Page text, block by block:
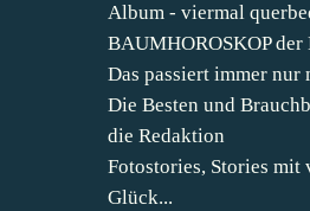
Album - viermal
BAUMHOROSKOP der
Das passiert immer
Die Besten und
die Redaktion
Fotostories, Stories mit
Glück...